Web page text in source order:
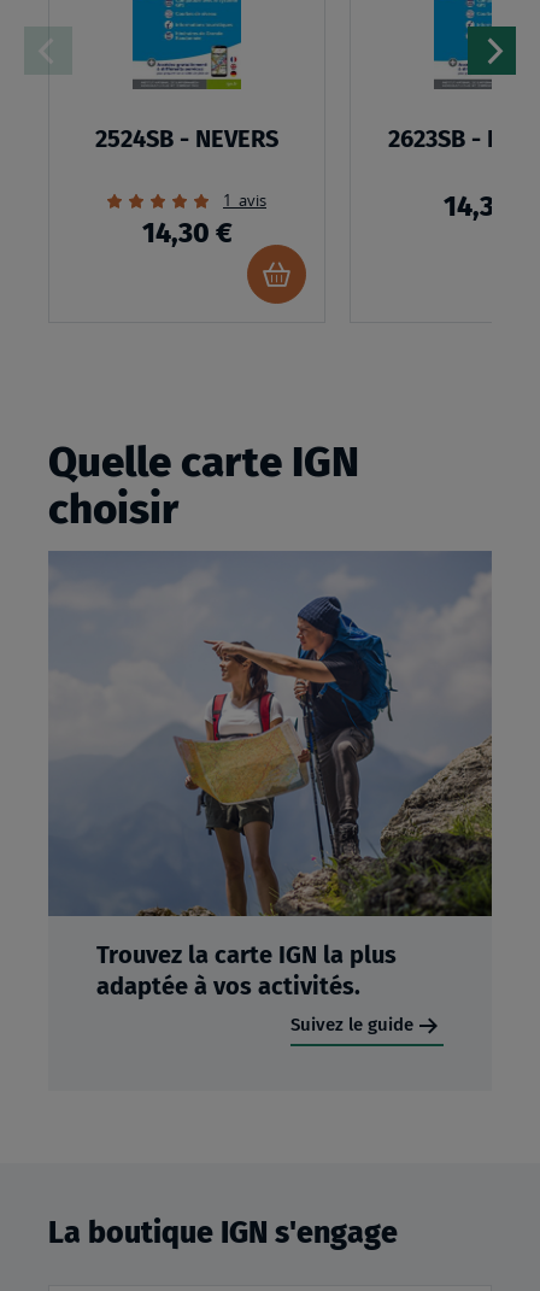
2524SB - NEVERS
Évaluation:
100%
1 avis
14,30 €
Ajouter
au
2623SB -
14,30 €
Quelle carte IGN
choisir
Trouvez la carte IGN la plus
adaptée à vos activités.
Suivez le guide
La boutique IGN s'engage